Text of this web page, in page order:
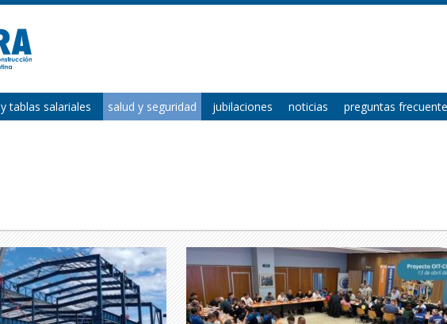
tablas salariales salud y seguridad jubilaciones noticias preguntas